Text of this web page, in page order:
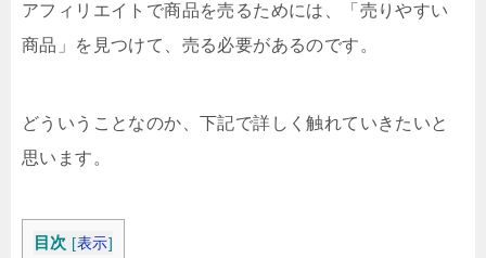
アフィリエイトで商品を売るためには、「売りやすい
商品」を見つけて、売る必要があるのです。
どういうことなのか、下記で詳しく触れていきたいと
思います。
目次 [表示]